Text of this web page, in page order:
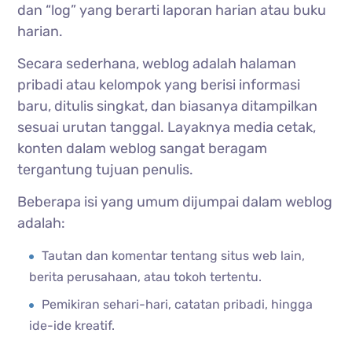
dan “log” yang berarti laporan harian atau buku
harian.
Secara sederhana, weblog adalah halaman
pribadi atau kelompok yang berisi informasi
baru, ditulis singkat, dan biasanya ditampilkan
sesuai urutan tanggal. Layaknya media cetak,
konten dalam weblog sangat beragam
tergantung tujuan penulis.
Beberapa isi yang umum dijumpai dalam weblog
adalah:
Tautan dan komentar tentang situs web lain,
berita perusahaan, atau tokoh tertentu.
Pemikiran sehari-hari, catatan pribadi, hingga
ide-ide kreatif.